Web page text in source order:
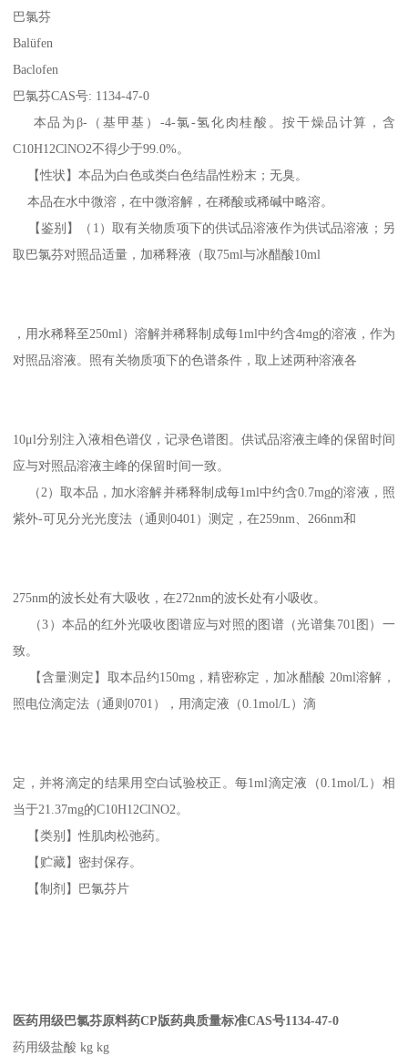
巴氯芬
Balüfen
Baclofen
巴氯芬CAS号: 1134-47-0
本品为β-（基甲基）-4-氯-氢化肉桂酸。按干燥品计算，含
C10H12ClNO2不得少于99.0%。
【性状】本品为白色或类白色结晶性粉末；无臭。
本品在水中微溶，在中微溶解，在稀酸或稀碱中略溶。
【鉴别】（1）取有关物质项下的供试品溶液作为供试品溶液；另
取巴氯芬对照品适量，加稀释液（取75ml与冰醋酸10ml
，用水稀释至250ml）溶解并稀释制成每1ml中约含4mg的溶液，作为
对照品溶液。照有关物质项下的色谱条件，取上述两种溶液各
10μl分别注入液相色谱仪，记录色谱图。供试品溶液主峰的保留时间
应与对照品溶液主峰的保留时间一致。
（2）取本品，加水溶解并稀释制成每1ml中约含0.7mg的溶液，照
紫外-可见分光光度法（通则0401）测定，在259nm、266nm和
275nm的波长处有大吸收，在272nm的波长处有小吸收。
（3）本品的红外光吸收图谱应与对照的图谱（光谱集701图）一
致。
【含量测定】取本品约150mg，精密称定，加冰醋酸 20ml溶解，
照电位滴定法（通则0701），用滴定液（0.1mol/L）滴
定，并将滴定的结果用空白试验校正。每1ml滴定液（0.1mol/L）相
当于21.37mg的C10H12ClNO2。
【类别】性肌肉松弛药。
【贮藏】密封保存。
【制剂】巴氯芬片
医药用级巴氯芬原料药CP版药典质量标准CAS号1134-47-0
药用级盐酸 kg kg